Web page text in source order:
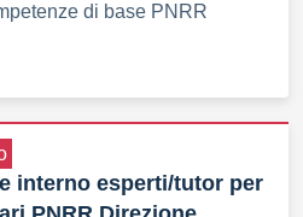
di base PNRR
interno esperti/tutor per